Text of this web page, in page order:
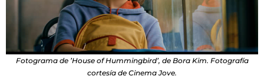
Fotograma de ’House of Hummingbird’, de Bora Kim. Fotografía
cortesía de Cinema Jove.